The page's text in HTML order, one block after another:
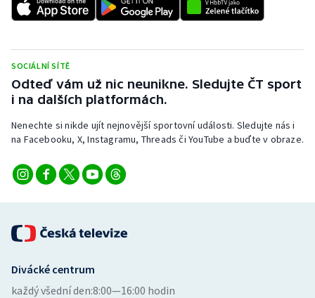
Triatlon
Veslování
Vodní slalom
Volejbal
SOCIÁLNÍ SÍTĚ
Odteď vám už nic neunikne. Sledujte ČT sport
i na dalších platformách.
Nenechte si nikde ujít nejnovější sportovní události. Sledujte nás i
na Facebooku, X, Instagramu, Threads či YouTube a buďte v obraze.
Divácké centrum
každý všední den:8:00—16:00 hodin